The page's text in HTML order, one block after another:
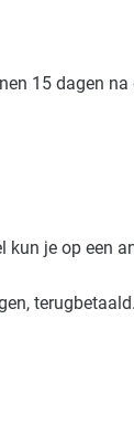
15 dagen
je op een
terugbetaald.